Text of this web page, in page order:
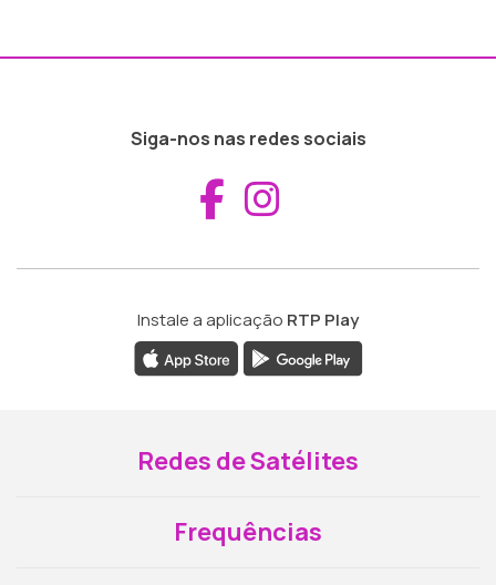
Siga-nos nas redes sociais
Aceder ao
Instale a aplicação RTP Play
Redes de Satélites
Frequências